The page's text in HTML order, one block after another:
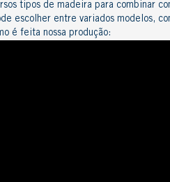
tipos de madeira para combinar
escolher entre variados modelos,
é feita nossa produção: